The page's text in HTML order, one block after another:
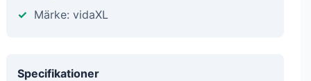
Märke: vidaXL
Specifikationer